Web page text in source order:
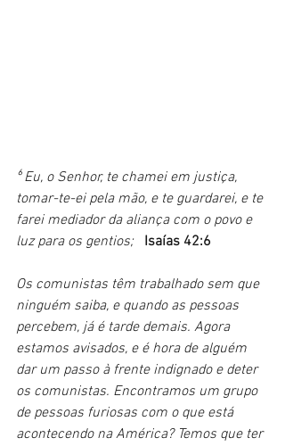
⁶ Eu, o Senhor, te chamei em justiça,
tomar-te-ei pela mão, e te guardarei, e te
farei mediador da aliança com o povo e
luz para os gentios; Isaías 42:6
Os comunistas têm trabalhado sem que
ninguém saiba, e quando as pessoas
percebem, já é tarde demais. Agora
estamos avisados, e é hora de alguém
dar um passo à frente indignado e deter
os comunistas. Encontramos um grupo
de pessoas furiosas com o que está
acontecendo na América? Temos que ter